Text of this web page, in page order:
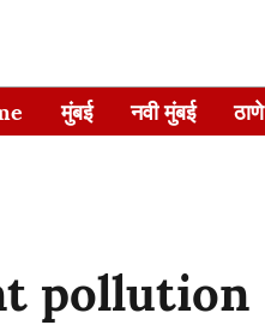
मुंबई नवी मुंबई ठाणे
pollution